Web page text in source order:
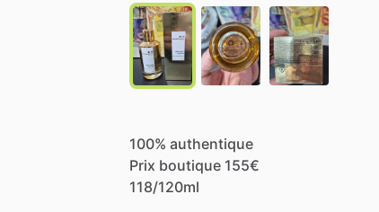
100% authentique
Prix boutique 155€
118​/​120ml